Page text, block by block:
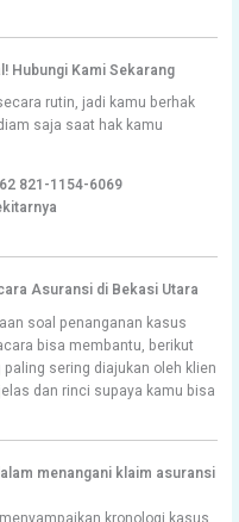
Hubungi Kami Sekarang
rutin, jadi kamu berhak
saja saat hak kamu
821-1154-6069
Asuransi di Bekasi Utara
soal penanganan kasus
bisa membantu, berikut
sering diajukan oleh klien
dan rinci supaya kamu bisa
menangani klaim asuransi